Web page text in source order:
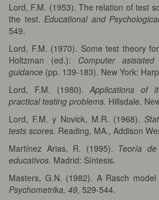
Lord, F.M. (1953). The relation of test
the test. Educational and
549.
Lord, F.M. (1970). Some test theory
Holtzman (ed.): Computer
guidance (pp. 139-183). New York:
Lord, F.M. (1980).Applications of
practical testing problems. Hillsdale,
Lord, F.M. y Novick, M.R. (1968).
tests scores. Reading, MA., Addison
Martínez Arias, R. (1995). Teoría
educativos. Madrid: Síntesis.
Masters, G.N. (1982). A Rasch
Psychometrika, 49, 529-544.